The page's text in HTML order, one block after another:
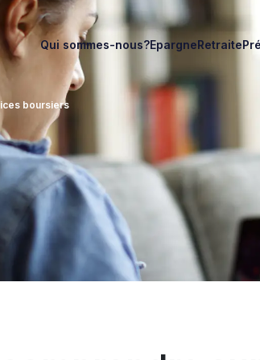
Qui sommes-nous?EpargneRetraite
boursiers